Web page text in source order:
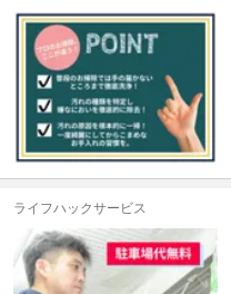
ライフハックサービス